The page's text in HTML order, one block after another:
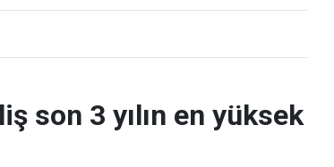
son 3 yılın en yüksek